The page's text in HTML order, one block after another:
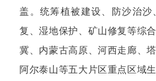
盖。统筹植被建设、防沙治沙
复、湿地保护、矿山修复等综
冀、内蒙古高原、河西走廊、
阿尔泰山等五大片区重点区域